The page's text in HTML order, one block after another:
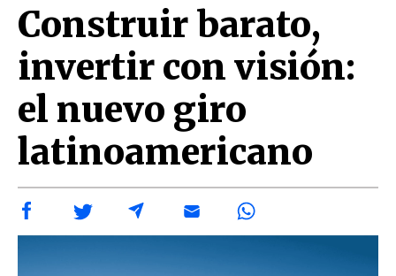
Construir barato,
invertir con visión:
el nuevo giro
latinoamericano